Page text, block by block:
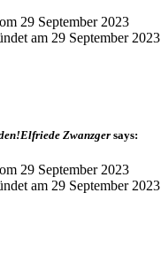
29 September 2023
am 29 September 2023
Zwanzger says:
29 September 2023
am 29 September 2023